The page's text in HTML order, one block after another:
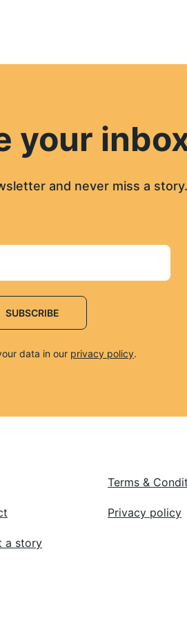
a story
Terms &
Privacy policy
your
and never miss a story.
SUBSCRIBE
data in our privacy policy.